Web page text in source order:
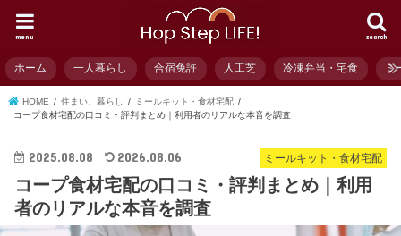
search
menu
ホーム 一人暮らし 合宿免許 人工芝 冷凍弁当・宅食 ミ
HOME 住まい、暮らし
ミールキット・食材宅配
コープ食材宅配の口コミ・評判まとめ｜利用者のリアルな本音を調査
ミールキット・食材宅配
2025.08.08 2026.08.06
コープ食材宅配の口コミ・評判まとめ｜利用
者のリアルな本音を調査